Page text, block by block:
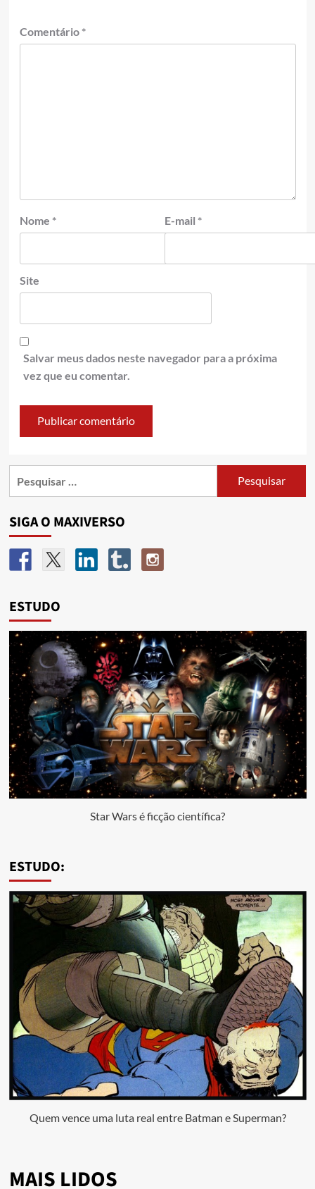
Comentário *
Nome * E-mail *
Site
Salvar meus dados neste navegador para a próxima
vez que eu comentar.
SIGA O MAXIVERSO
ESTUDO
Star Wars é ficção científica?
ESTUDO:
Quem vence uma luta real entre Batman e Superman?
MAIS LIDOS